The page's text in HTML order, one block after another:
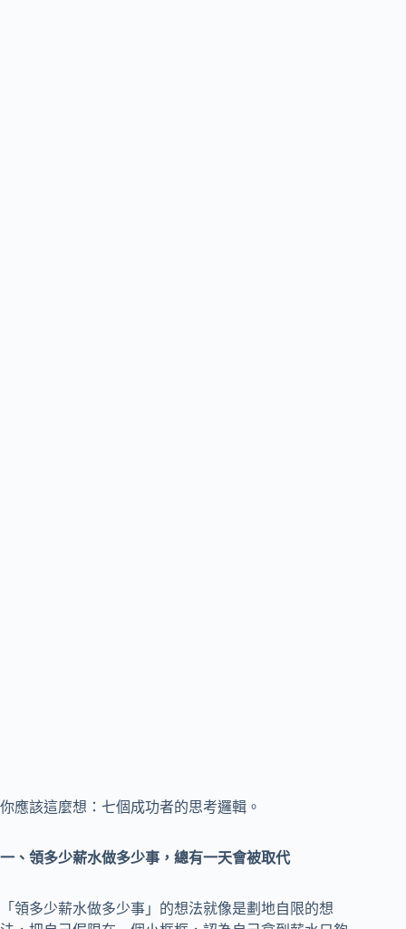
你應該這麼想：七個成功者的思考邏輯。
一、領多少薪水做多少事，總有一天會被取代
「領多少薪水做多少事」的想法就像是劃地自限的想